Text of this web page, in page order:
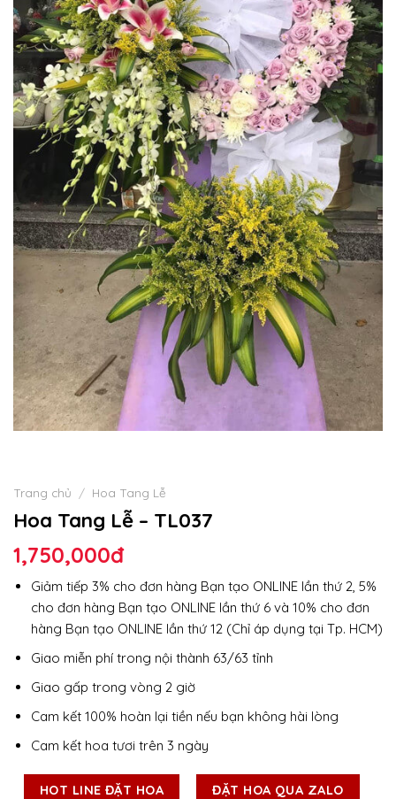
Trang chủ / Hoa Tang Lễ
Hoa Tang Lễ – TL037
1,750,000đ
Giảm tiếp 3% cho đơn hàng Bạn tạo ONLINE lần thứ 2, 5%
cho đơn hàng Bạn tạo ONLINE lần thứ 6 và 10% cho đơn
hàng Bạn tạo ONLINE lần thứ 12 (Chỉ áp dụng tại Tp. HCM)
Giao miễn phí trong nội thành 63/63 tỉnh
Giao gấp trong vòng 2 giờ
Cam kết 100% hoàn lại tiền nếu bạn không hài lòng
Cam kết hoa tươi trên 3 ngày
HOT LINE ĐẶT HOA ĐẶT HOA QUA ZALO